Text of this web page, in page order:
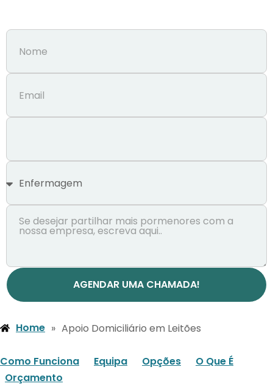
AGENDAR UMA CHAMADA!
Home » Apoio Domiciliário em Leitões
Como Funciona Equipa Opções
O Que É
Orçamento